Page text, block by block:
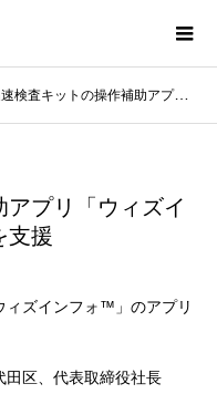
査キットの操作補助アプリ「ウィズインフォ™」のアプリ開発を支援
プリ「ウィズイ
支援
ィズインフォ™」のアプリ
田区、代表取締役社長